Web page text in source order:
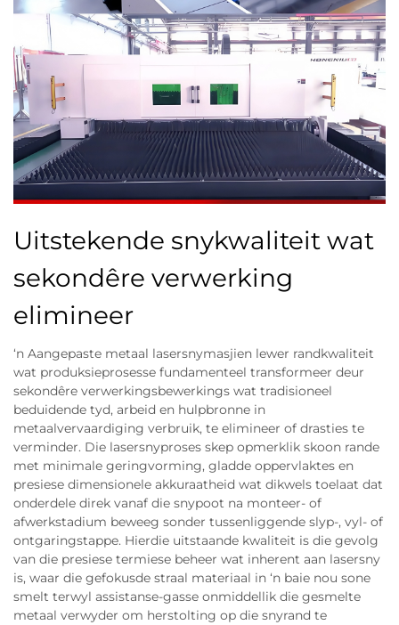
Uitstekende snykwaliteit wat
sekondêre verwerking
elimineer
‘n Aangepaste metaal lasersnymasjien lewer randkwaliteit
wat produksieprosesse fundamenteel transformeer deur
sekondêre verwerkingsbewerkings wat tradisioneel
beduidende tyd, arbeid en hulpbronne in
metaalvervaardiging verbruik, te elimineer of drasties te
verminder. Die lasersnyproses skep opmerklik skoon rande
met minimale geringvorming, gladde oppervlaktes en
presiese dimensionele akkuraatheid wat dikwels toelaat dat
onderdele direk vanaf die snypoot na monteer- of
afwerkstadium beweeg sonder tussenliggende slyp-, vyl- of
ontgaringstappe. Hierdie uitstaande kwaliteit is die gevolg
van die presiese termiese beheer wat inherent aan lasersny
is, waar die gefokusde straal materiaal in ‘n baie nou sone
smelt terwyl assistanse-gasse onmiddellik die gesmelte
metaal verwyder om herstolting op die snyrand te